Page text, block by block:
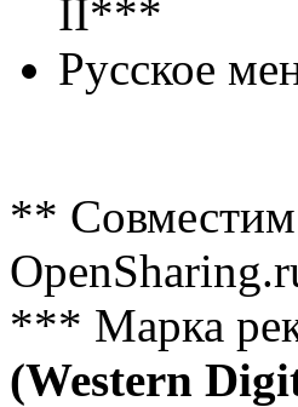
II***
Русское
** Совместим
*** Марка
(Western